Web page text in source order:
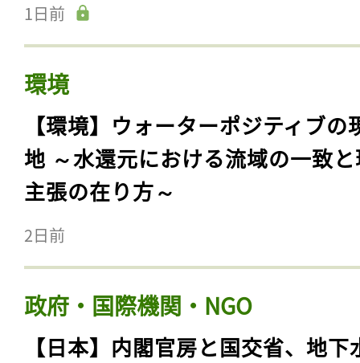
1日前
環境
【環境】ウォーターポジティブの
地 ～水還元における流域の一致
主張の在り方～
2日前
政府・国際機関・NGO
【日本】内閣官房と国交省、地下